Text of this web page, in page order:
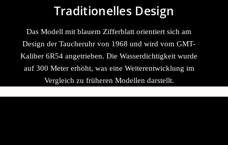
Traditionelles Design
Das Modell mit blauem Zifferblatt orientiert sich am
Design der Taucheruhr von 1968 und wird vom GMT-
Kaliber 6R54 angetrieben. Die Wasserdichtigkeit wurde
auf 300 Meter erhöht, was eine Weiterentwicklung im
Vergleich zu früheren Modellen darstellt.